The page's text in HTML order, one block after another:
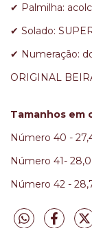
✔ Palmilha:
✔ Solado:
✔ Numeração:
ORIGINAL
Tamanhos em
Número 40 -
Número 41-
Número 42 -